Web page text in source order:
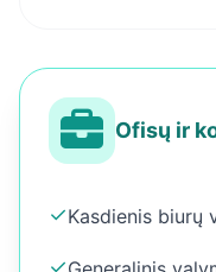
Ofisų ir
✓Kasdienis biurų